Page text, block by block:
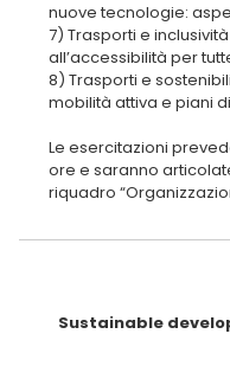
nuove tecnologie:
7) Trasporti e
all’accessibilità per
8) Trasporti e
mobilità attiva e piani
Le esercitazioni
ore e saranno
riquadro
Sustainable